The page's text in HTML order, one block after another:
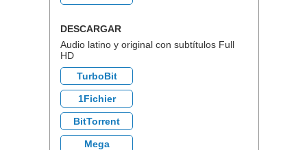
DESCARGAR
Audio latino y original con subtítulos Full
HD
TurboBit
1Fichier
BitTorrent
Mega